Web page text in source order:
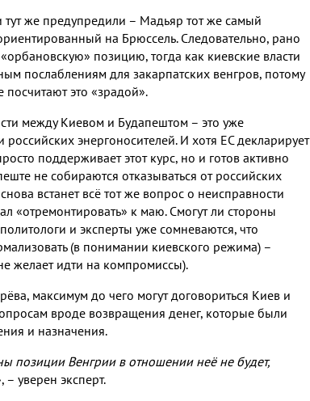
тут же предупредили – Мадьяр тот же самый
на Брюссель. Следовательно, рано
позицию, тогда как киевские власти
послаблениям для закарпатских венгров, потому
это «зрадой».
между Киевом и Будапештом – это уже
энергоносителей. И хотя ЕС декларирует
поддерживает этот курс, но и готов активно
не собираются отказываться от российских
встанет всё тот же вопрос о неисправности
«отремонтировать» к маю. Смогут ли стороны
и эксперты уже сомневаются, что
(в понимании киевского режима) –
желает идти на компромиссы).
, максимум до чего могут договориться Киев и
вроде возвращения денег, которые были
и назначения.
позиции Венгрии в отношении неё не будет,
, – уверен эксперт.